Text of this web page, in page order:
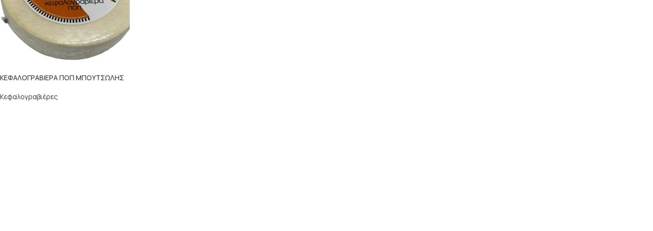
ΚΕΦΑΛΟΓΡΑΒΙΕΡΑ ΠΟΠ ΜΠΟΥΤΣΩΛΗΣ
Κεφαλογραβιέρες